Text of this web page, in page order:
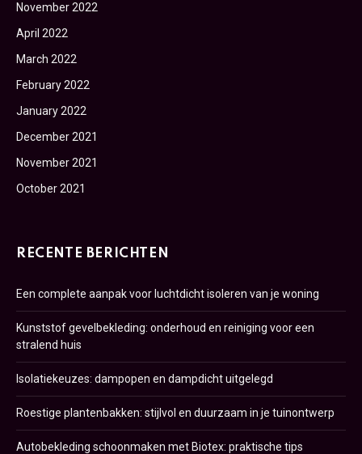
November 2022
April 2022
March 2022
February 2022
January 2022
December 2021
November 2021
October 2021
RECENTE BERICHTEN
Een complete aanpak voor luchtdicht isoleren van je woning
Kunststof gevelbekleding: onderhoud en reiniging voor een
stralend huis
Isolatiekeuzes: dampopen en dampdicht uitgelegd
Roestige plantenbakken: stijlvol en duurzaam in je tuinontwerp
Autobekleding schoonmaken met Biotex: praktische tips